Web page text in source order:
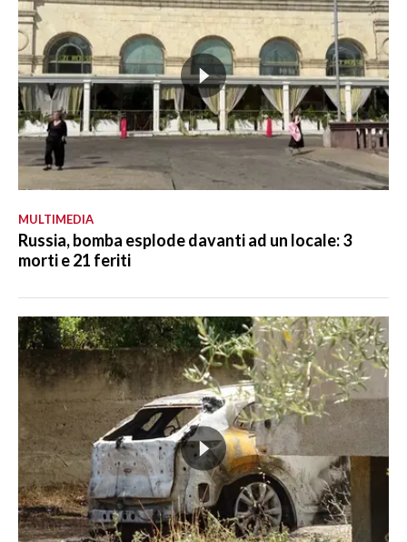
MULTIMEDIA
Russia, bomba esplode davanti ad un locale: 3
morti e 21 feriti